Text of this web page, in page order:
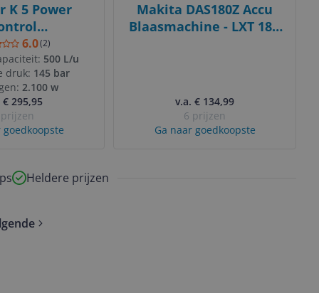
K 5 Power
-
bar - 500 l/u
Geel
6.0(2)
500 L/u
druk: 145 bar
2.100 w
€ 295,95
goedkoopste
Makita DAS180Z Accu
Blaasmachine - LXT 18V
v.a. € 134,99
6 prijzen
Ga naar goedkoopste
Heldere prijzen